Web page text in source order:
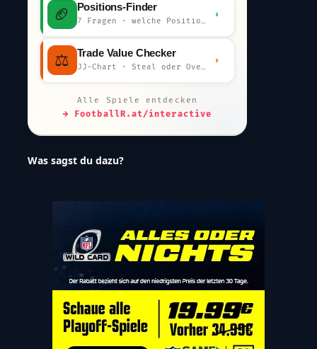
🏈 Positions-Finder
7 Fragen · welche Position bist du?
›
⚖️ Trade Value Checker
JJ-Chart · Steal oder Overpay?
›
Alle Spiele entdecken
→ FootballR.at/interactive
Was sagst du dazu?